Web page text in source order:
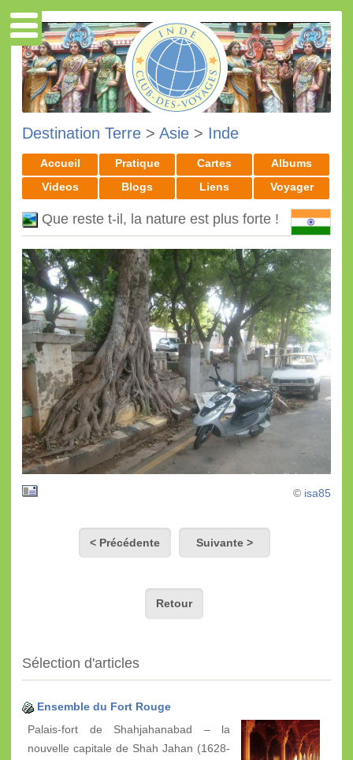
Destination Terre > Asie > Inde
Accueil Pratique Cartes
Albums
Videos
Blogs Liens Voyager
Que reste t-il, la nature est plus forte !
© isa85
< Précédente Suivante >
Retour
Sélection d'articles
Ensemble du Fort Rouge
Palais-fort de Shahjahanabad – la
nouvelle capitale de Shah Jahan (1628-